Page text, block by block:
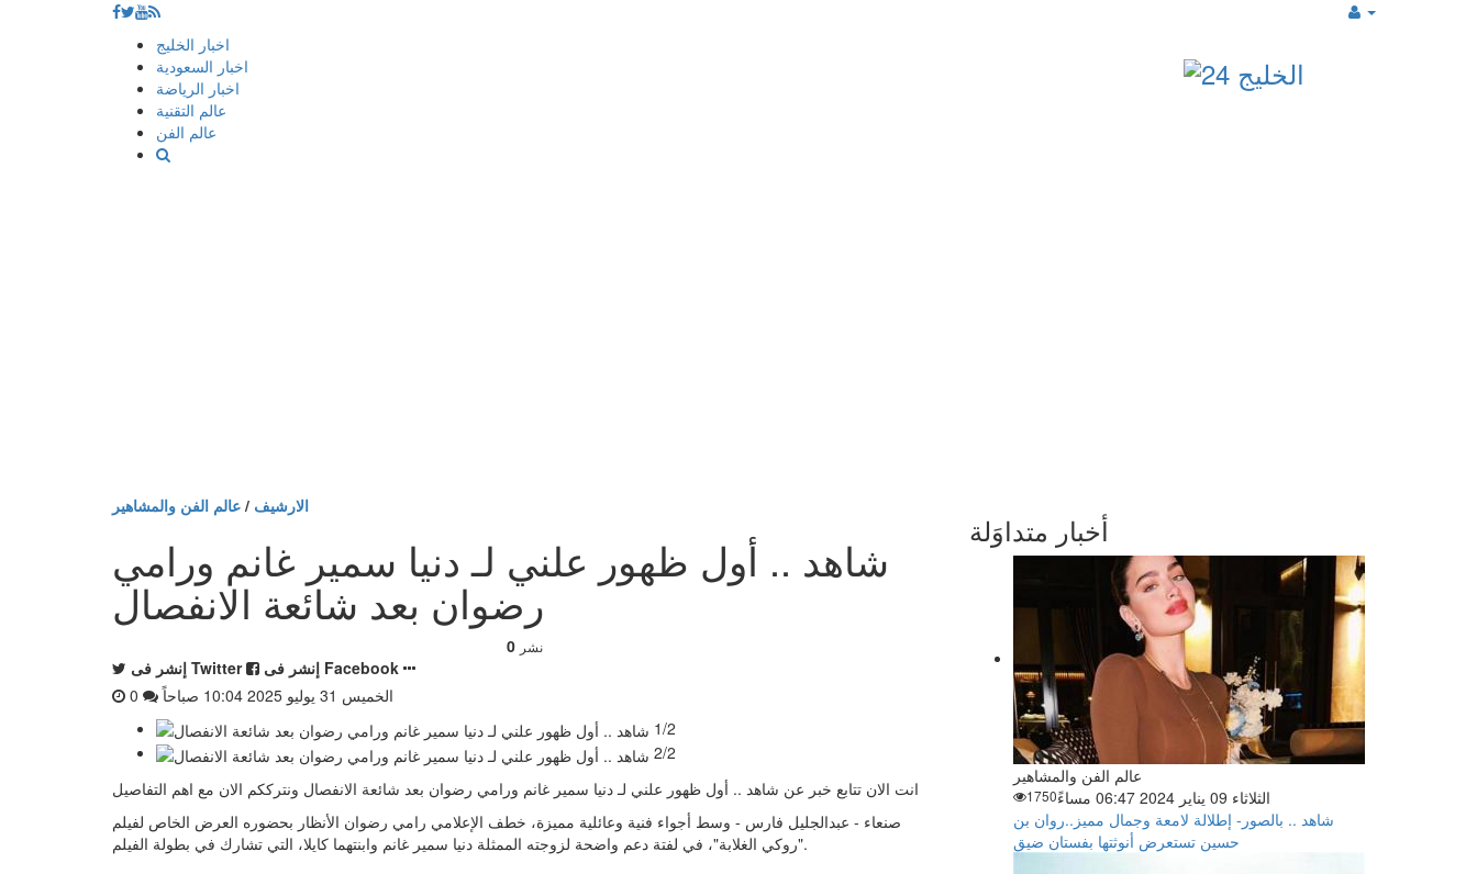
إذهب
المحتوى
اخبار الخليج
اخبار السعودية
اخبار الرياضة
عالم التقنية
عالم الفن
الارشيف / عالم الفن والمشاهير
شاهد .. أول ظهور علني لـ دنيا سمير غانم ورامي
رضوان بعد شائعة الانفصال
0 نشر
إنشر فى Twitter
إنشر فى Facebook
الخميس 31 يوليو 2025 10:04 صباحاً
1/2
2/2
انت الان تتابع خبر عن شاهد .. أول ظهور علني لـ دنيا سمير غانم ورامي رضوان بعد شائعة الانفصال ونترككم الان مع اهم التفاصيل
صنعاء - عبدالجليل فارس - وسط أجواء فنية وعائلية مميزة، خطف الإعلامي رامي رضوان الأنظار بحضوره العرض الخاص لفيلم
"روكي الغلابة"، في لفتة دعم واضحة لزوجته الممثلة دنيا سمير غانم وابنتهما كايلا، التي تشارك في بطولة الفيلم.
أخبار متداوَلة
عالم الفن والمشاهير
الثلاثاء 09 يناير 2024 06:47 مساءً
1750
شاهد .. بالصور- إطلالة لامعة وجمال مميز..روان بن
حسين تستعرض أنوثتها بفستان ضيق